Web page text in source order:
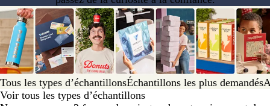
Tous les types d’échantillonsÉchantillons les plus demandés
Voir tous les types d’échantillons